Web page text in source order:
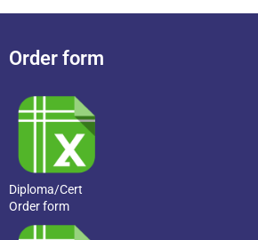
Order form
Diploma/Cert
Order form